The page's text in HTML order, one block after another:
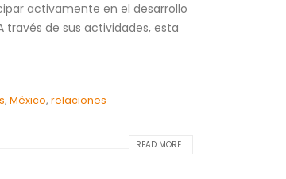
activamente en el desarrollo
de sus actividades, esta
, México, relaciones
READ MORE...